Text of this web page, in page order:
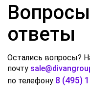
ответы
Остались вопросы?
почту
по телефону 8 (495)